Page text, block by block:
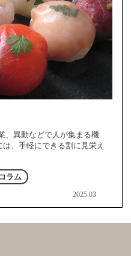
、異動などで人が集まる機
、手軽にできる割に見栄え
ラム
2025.03